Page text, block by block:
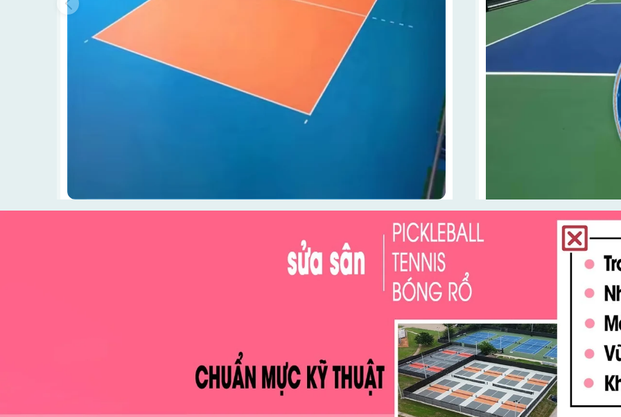
dụng rộng rãi trong những sân chơi và tạo nguồn cảm hứng cho người chơi, tránh
những thương tổn lúc tập luyện. Thảm sân bóng chuyền là sản phẩm được nhiều
người yêu mến thể thao ưa chuộng với thiết kế đơn giản và đem đến độ êm ái tốt.
Thảm bóng chuyền được thiết kế hài hòa với nhiều màu sắc độc đáo, được sử
dụng rộng rãi trong những sân chơi và tạo nguồn cảm hứng cho người chơi, tránh
những thương tổn lúc tập luyện. Bên cạnh đó, thảm sàn bóng chuyền còn có nhiều
mẫu mã khác nhau, giúp mọi người thỏa sức lựa chọn loại thảm yêu thích nhất
cho mình. Mỗi bộ môn thể thao đem đến các lợi ích khác nhau cho người chơi.
Trong đó, bóng chuyền là bộ môn lý tưởng tạo nên dấu ấn tốt đối với nhiều người.
Để có được một sân thi đấu bóng chuyền đạt tiêu chuẩn, đòi hỏi người thiết kế
sân bóng phải am hiểu tinh tường và có kinh nghiệm trong công đoạn thiết kế sân
Thảm sàn thể thao cho
thiết kế đặc biệt cho các
việt như chống trơn trượt,
Sàn Vinyl thể thao
PVC tổng hợp được phủ
chống trơn trượt, chống
dòng thảm Vinyl thể thao
sốc giúp hạn chế tối đa
mang lại.